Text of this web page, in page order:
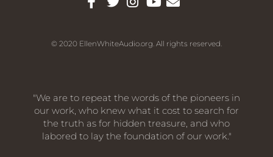
© 2020 EllenWhiteAudio.org. All rights reserved.
"We are to repeat the words of the pioneers in
our work, who knew what it cost to search for
the truth as for hidden treasure, and who
labored to lay the foundation of our work."